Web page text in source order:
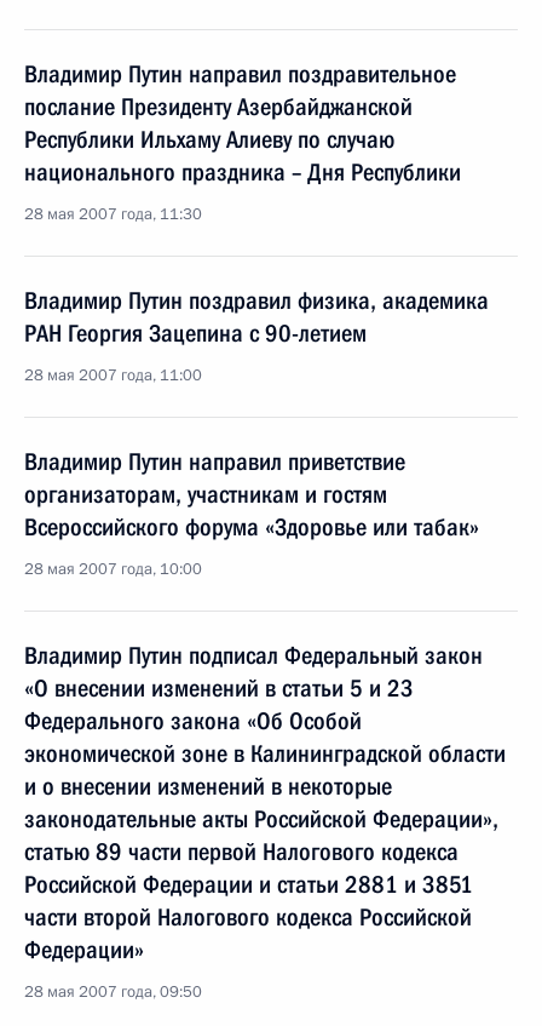
Владимир Путин направил поздравительное
послание Президенту Азербайджанской
Республики Ильхаму Алиеву по случаю
национального праздника – Дня Республики
28 мая 2007 года, 11:30
Владимир Путин поздравил физика, академика
РАН Георгия Зацепина с 90-летием
28 мая 2007 года, 11:00
Владимир Путин направил приветствие
организаторам, участникам и гостям
Всероссийского форума «Здоровье или табак»
28 мая 2007 года, 10:00
Владимир Путин подписал Федеральный закон
«О внесении изменений в статьи 5 и 23
Федерального закона «Об Особой
экономической зоне в Калининградской области
и о внесении изменений в некоторые
законодательные акты Российской Федерации»,
статью 89 части первой Налогового кодекса
Российской Федерации и статьи 2881 и 3851
части второй Налогового кодекса Российской
Федерации»
28 мая 2007 года, 09:50